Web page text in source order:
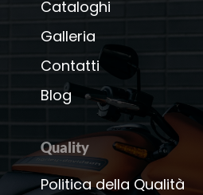
Cataloghi
Galleria
Contatti
Blog
Quality
Politica della Qualità